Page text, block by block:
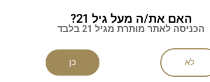
האם את/ה מעל גיל 21?
הכניסה לאתר מותרת מגיל 21 בלבד
לא כן